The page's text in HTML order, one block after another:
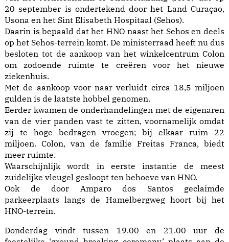
20 september is ondertekend door het Land Curaçao,
Usona en het Sint Elisabeth Hospitaal (Sehos).
Daarin is bepaald dat het HNO naast het Sehos en deels
op het Sehos-terrein komt. De ministerraad heeft nu dus
besloten tot de aankoop van het winkelcentrum Colon
om zodoende ruimte te creëren voor het nieuwe
ziekenhuis.
Met de aankoop voor naar verluidt circa 18,5 miljoen
gulden is de laatste hobbel genomen.
Eerder kwamen de onderhandelingen met de eigenaren
van de vier panden vast te zitten, voornamelijk omdat
zij te hoge bedragen vroegen; bij elkaar ruim 22
miljoen. Colon, van de familie Freitas Franca, biedt
meer ruimte.
Waarschijnlijk wordt in eerste instantie de meest
zuidelijke vleugel gesloopt ten behoeve van HNO.
Ook de door Amparo dos Santos geclaimde
parkeerplaats langs de Hamelbergweg hoort bij het
HNO-terrein.
Donderdag vindt tussen 19.00 en 21.00 uur de